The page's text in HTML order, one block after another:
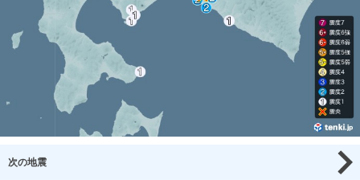
次の地震